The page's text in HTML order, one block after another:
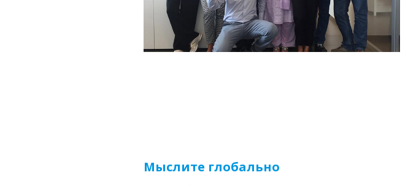
Мыслите глобально